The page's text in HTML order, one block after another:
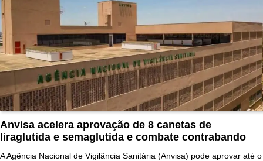
Anvisa acelera aprovação de 8 canetas de
liraglutida e semaglutida e combate contrabando
A Agência Nacional de Vigilância Sanitária (Anvisa) pode aprovar até o